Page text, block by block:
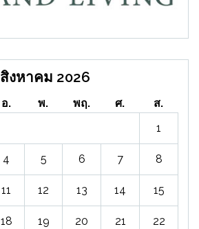
สิงหาคม 2026
อ. พ. พฤ. ศ.
ส.
1
4 5 6 7 8
11 12 13 14 15
18 19 20 21 22